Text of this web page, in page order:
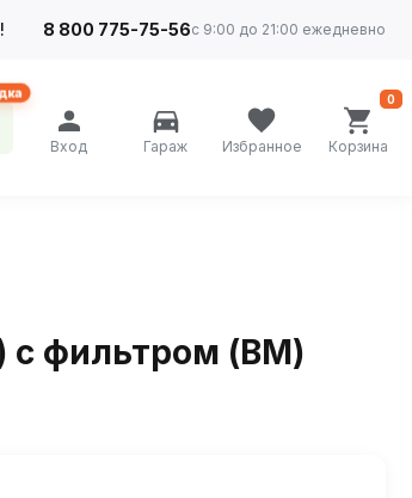
8 800 775-75-56с 9:00 до 21:00 ежедневно
Вход Гараж Избранное Корзина
0
с фильтром (BM)